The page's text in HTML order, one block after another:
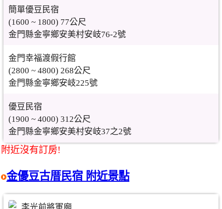
簡單優豆民宿
(1600 ~ 1800) 77公尺
金門縣金寧鄉安美村安岐76-2號
金門幸福渡假行館
(2800 ~ 4800) 268公尺
金門縣金寧鄉安岐225號
優豆民宿
(1900 ~ 4000) 312公尺
金門縣金寧鄉安美村安岐37之2號
附近沒有訂房!
金優豆古厝民宿 附近景點
李光前將軍廟